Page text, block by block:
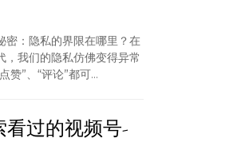
密：隐私的界限在哪里？在
，我们的隐私仿佛变得异常
赞”、“评论”都可...
看过的视频号-